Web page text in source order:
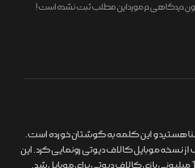
دیدگاهی در مورد این مطلب ثبت نشده است!
هستید و این کلمه به گوشتان خورده است.
نسخه موبایل کالاف دیوتی رونمایی کرد. این